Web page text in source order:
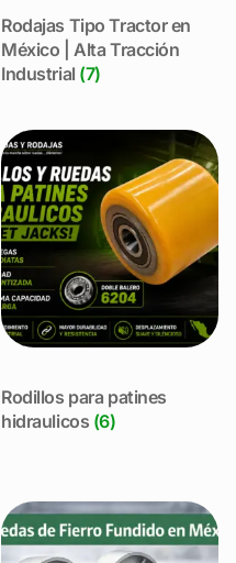
Rodajas Tipo Tractor en
México | Alta Tracción
Industrial (7)
Rodillos para patines
hidraulicos (6)